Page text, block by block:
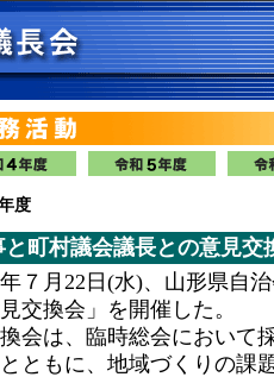
度
と町村議会議長との意見交
７月22日(水)、山形県自
交換会」を開催した。
会は、臨時総会において
ともに、地域づくりの課